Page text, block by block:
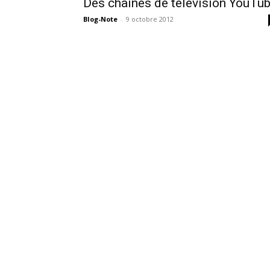
Blog-Note - 9 octobre 2012